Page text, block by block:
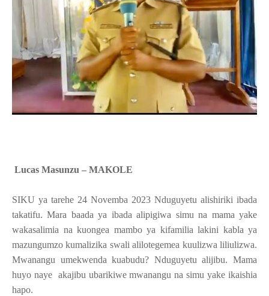
Lucas Masunzu – MAKOLE
SIKU ya tarehe 24 Novemba 2023 Nduguyetu alishiriki ibada
takatifu. Mara baada ya ibada alipigiwa simu na mama yake
wakasalimia na kuongea mambo ya kifamilia lakini kabla ya
mazungumzo kumalizika swali alilotegemea kuulizwa liliulizwa.
Mwanangu umekwenda kuabudu? Nduguyetu alijibu. Mama
huyo naye akajibu ubarikiwe mwanangu na simu yake ikaishia
hapo.